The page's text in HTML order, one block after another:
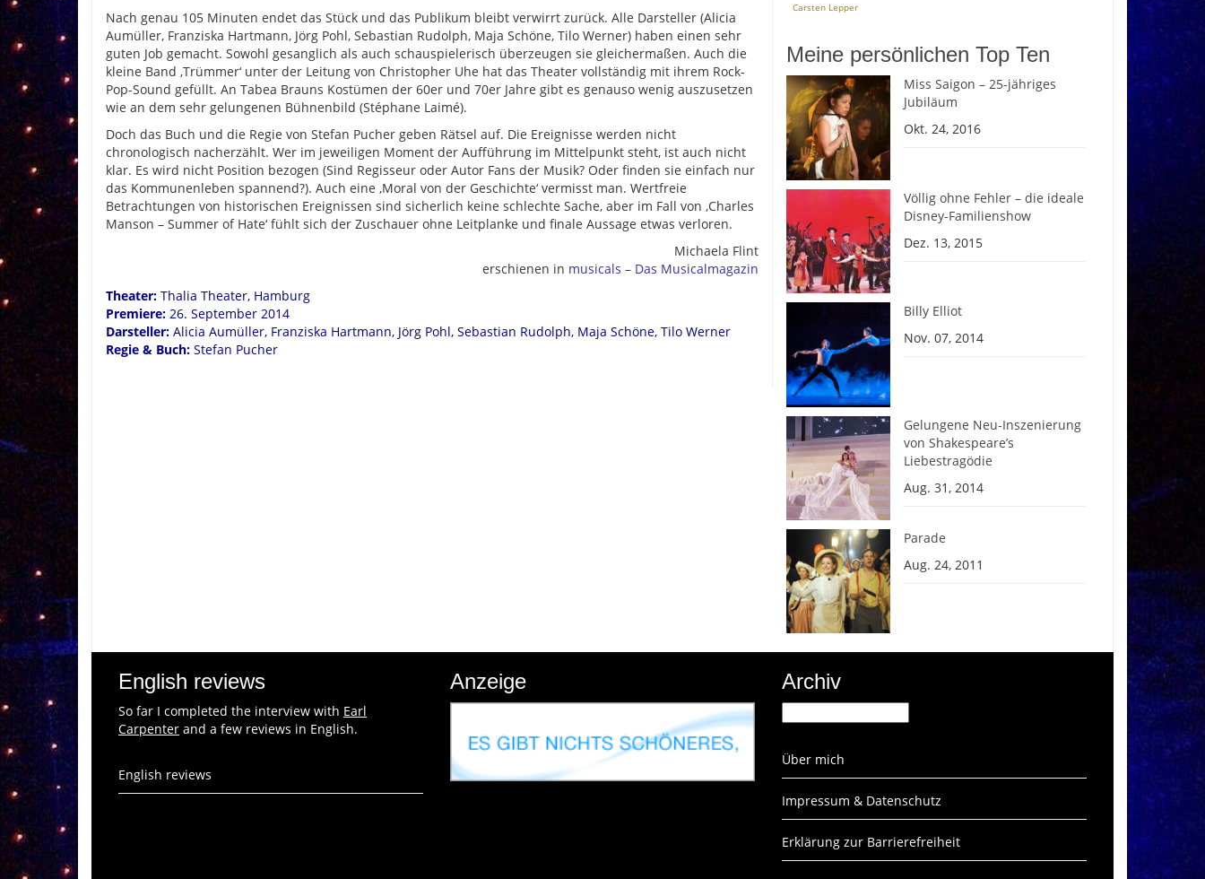
Nach genau 105 Minuten endet das Stück und das Publikum bleibt verwirrt zurück. Alle Darsteller (Alicia
Aumüller, Franziska Hartmann, Jörg Pohl, Sebastian Rudolph, Maja Schöne, Tilo Werner) haben einen sehr
guten Job gemacht. Sowohl gesanglich als auch schauspielerisch überzeugen sie gleichermaßen. Auch die
kleine Band ‚Trümmer‘ unter der Leitung von Christopher Uhe hat das Theater vollständig mit ihrem Rock-
Pop-Sound gefüllt. An Tabea Brauns Kostümen der 60er und 70er Jahre gibt es genauso wenig auszusetzen
wie an dem sehr gelungenen Bühnenbild (Stéphane Laimé).
Doch das Buch und die Regie von Stefan Pucher geben Rätsel auf. Die Ereignisse werden nicht
chronologisch nacherzählt. Wer im jeweiligen Moment der Aufführung im Mittelpunkt steht, ist auch nicht
klar. Es wird nicht Position bezogen (Sind Regisseur oder Autor Fans der Musik? Oder finden sie einfach nur
das Kommunenleben spannend?). Auch eine ‚Moral von der Geschichte‘ vermisst man. Wertfreie
Betrachtungen von historischen Ereignissen sind sicherlich keine schlechte Sache, aber im Fall von ‚Charles
Manson – Summer of Hate‘ fühlt sich der Zuschauer ohne Leitplanke und finale Aussage etwas verloren.
Michaela Flint
erschienen in musicals – Das Musicalmagazin
Theater: Thalia Theater, Hamburg
Premiere: 26. September 2014
Darsteller: Alicia Aumüller, Franziska Hartmann, Jörg Pohl, Sebastian Rudolph, Maja Schöne, Tilo Werner
Regie & Buch: Stefan Pucher
Carsten Lepper
Meine persönlichen Top Ten
Miss Saigon – 25-jähriges
Jubiläum
Okt. 24, 2016
Völlig ohne Fehler – die ideale
Disney-Familienshow
Dez. 13, 2015
Billy Elliot
Nov. 07, 2014
Gelungene Neu-Inszenierung
von Shakespeare’s
Liebestragödie
Aug. 31, 2014
Parade
Aug. 24, 2011
English reviews
So far I completed the interview with Earl
Carpenter and a few reviews in English.
English reviews
Anzeige Archiv
Über mich
Impressum & Datenschutz
Erklärung zur Barrierefreiheit